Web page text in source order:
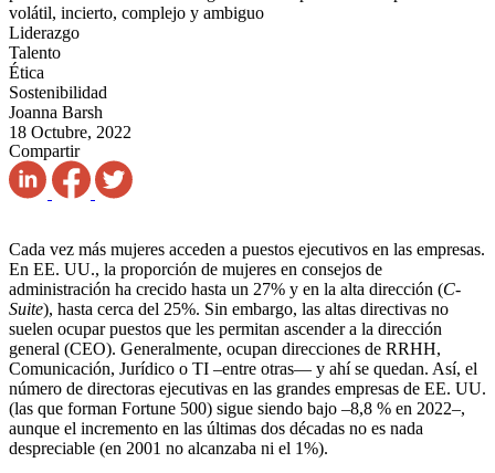
volátil, incierto, complejo y ambiguo
Liderazgo
Talento
Ética
Sostenibilidad
Joanna Barsh
18 Octubre, 2022
Compartir
Cada vez más mujeres acceden a puestos ejecutivos en las empresas.
En EE. UU., la proporción de mujeres en consejos de
administración ha crecido hasta un 27% y en la alta dirección (C-
Suite), hasta cerca del 25%. Sin embargo, las altas directivas no
suelen ocupar puestos que les permitan ascender a la dirección
general (CEO). Generalmente, ocupan direcciones de RRHH,
Comunicación, Jurídico o TI –entre otras— y ahí se quedan. Así, el
número de directoras ejecutivas en las grandes empresas de EE. UU.
(las que forman Fortune 500) sigue siendo bajo –8,8 % en 2022–,
aunque el incremento en las últimas dos décadas no es nada
despreciable (en 2001 no alcanzaba ni el 1%).